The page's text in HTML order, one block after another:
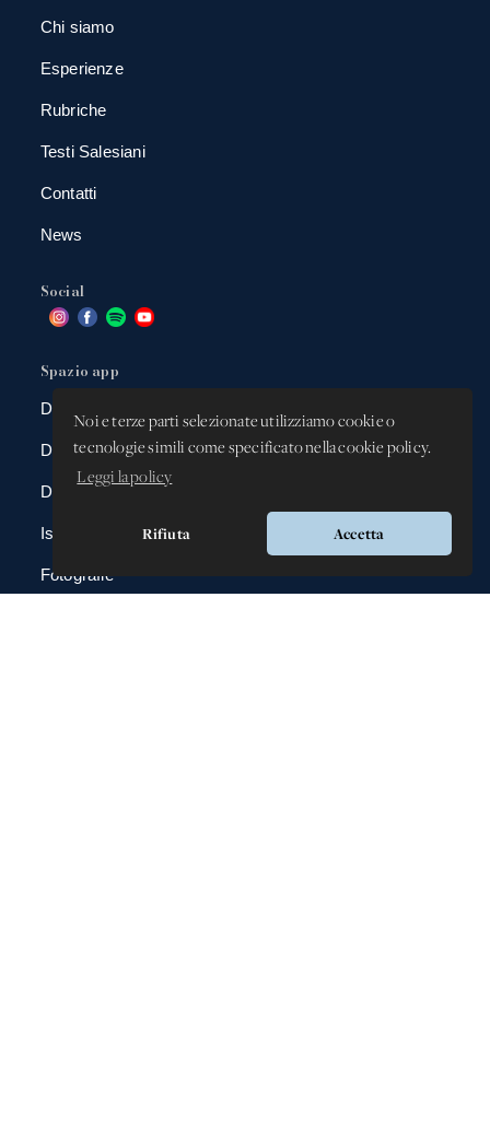
Noi e terze parti selezionate utilizziamo cookie o
tecnologie simili come specificato nella cookie policy.
Leggi la policy
Rifiuta Accetta
Chi siamo
Esperienze
Rubriche
Testi Salesiani
Contatti
News
Social
Spazio app
DBAnima
DBContest
DBDrive
Iscrizioni
Fotografie